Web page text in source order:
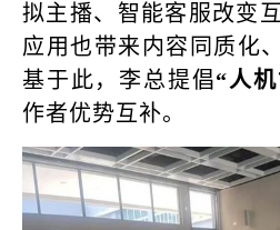
拟主播、智能客服改变
应用也带来内容同质化
基于此，李总提倡“人
作者优势互补。